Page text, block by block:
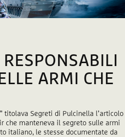
ARMI CHE
titolava Segreti di Pulcinella l’articolo
che manteneva il segreto sulle armi
italiano, le stesse documentate da